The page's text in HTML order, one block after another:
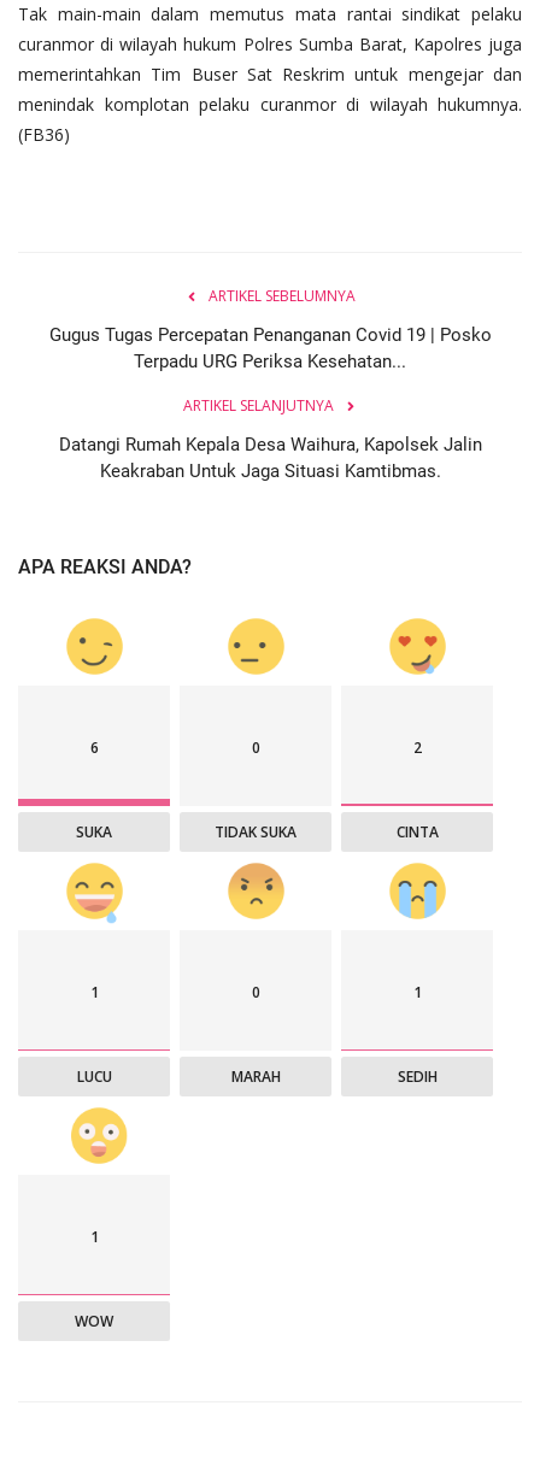
Tak main-main dalam memutus mata rantai sindikat pelaku
curanmor di wilayah hukum Polres Sumba Barat, Kapolres juga
memerintahkan Tim Buser Sat Reskrim untuk mengejar dan
menindak komplotan pelaku curanmor di wilayah hukumnya.
(FB36)
ARTIKEL SEBELUMNYA
Gugus Tugas Percepatan Penanganan Covid 19 | Posko
Terpadu URG Periksa Kesehatan...
ARTIKEL SELANJUTNYA
Datangi Rumah Kepala Desa Waihura, Kapolsek Jalin
Keakraban Untuk Jaga Situasi Kamtibmas.
APA REAKSI ANDA?
6
SUKA
0
TIDAK SUKA
2
CINTA
1
LUCU
0
MARAH
1
SEDIH
1
WOW